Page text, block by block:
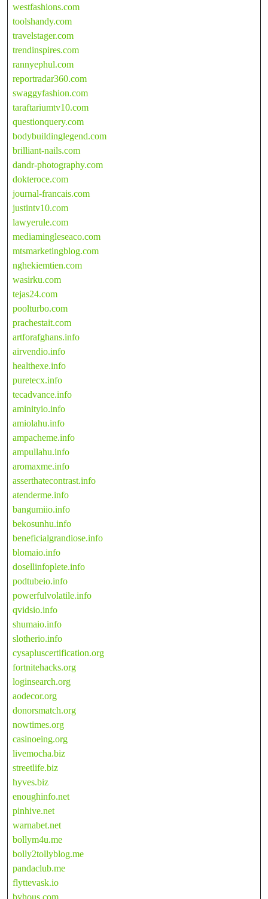
westfashions.com
toolshandy.com
travelstager.com
trendinspires.com
rannyephul.com
reportradar360.com
swaggyfashion.com
taraftariumtv10.com
questionquery.com
bodybuildinglegend.com
brilliant-nails.com
dandr-photography.com
dokteroce.com
journal-francais.com
justintv10.com
lawyerule.com
mediamingleseaco.com
mtsmarketingblog.com
nghekiemtien.com
wasirku.com
tejas24.com
poolturbo.com
prachestait.com
artforafghans.info
airvendio.info
healthexe.info
puretecx.info
tecadvance.info
aminityio.info
amiolahu.info
ampacheme.info
ampullahu.info
aromaxme.info
asserthatecontrast.info
atenderme.info
bangumiio.info
bekosunhu.info
beneficialgrandiose.info
blomaio.info
dosellinfoplete.info
podtubeio.info
powerfulvolatile.info
qvidsio.info
shumaio.info
slotherio.info
cysapluscertification.org
fortnitehacks.org
loginsearch.org
aodecor.org
donorsmatch.org
nowtimes.org
casinoeing.org
livemocha.biz
streetlife.biz
hyves.biz
enoughinfo.net
pinhive.net
warnabet.net
bollym4u.me
bolly2tollyblog.me
pandaclub.me
flyttevask.io
byhous.com